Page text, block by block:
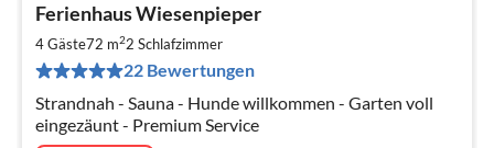
Ferienhaus Wiesenpieper
4 Gäste72 m22 Schlafzimmer
22 Bewertungen
Strandnah - Sauna - Hunde willkommen - Garten voll
eingezäunt - Premium Service